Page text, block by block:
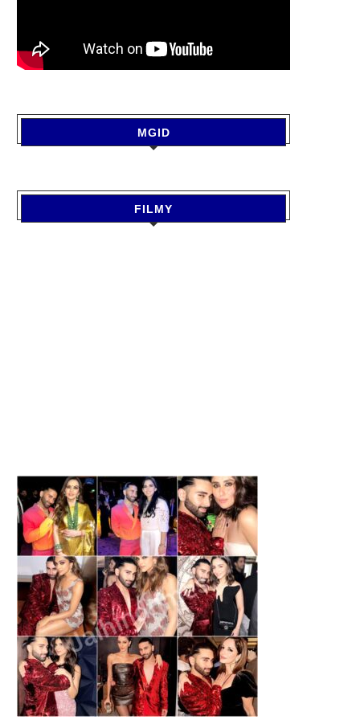
MGID
FILMY